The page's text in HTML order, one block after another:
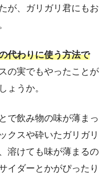
が、ガリガリ君にもお
代わりに使う方法で
の実でもやったことが
ょうか。
で飲み物の味が薄まっ
クスや砕いたガリガリ
溶けても味が薄まるの
イダーとかがぴったり